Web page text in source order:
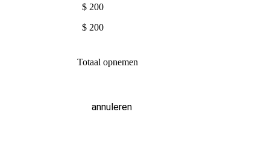
$ 200
$ 200
Totaal opnemen
annuleren